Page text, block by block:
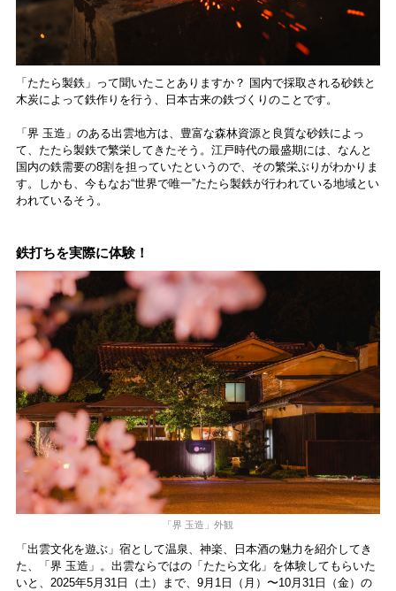
「たたら製鉄」って聞いたことありますか？ 国内で採取される砂鉄と
木炭によって鉄作りを行う、日本古来の鉄づくりのことです。
「界 玉造」のある出雲地方は、豊富な森林資源と良質な砂鉄によっ
て、たたら製鉄で繁栄してきたそう。江戸時代の最盛期には、なんと
国内の鉄需要の8割を担っていたというので、その繁栄ぶりがわかりま
す。しかも、今もなお“世界で唯一”たたら製鉄が行われている地域とい
われているそう。
鉄打ちを実際に体験！
「界 玉造」外観
「出雲文化を遊ぶ」宿として温泉、神楽、日本酒の魅力を紹介してき
た、「界 玉造」。出雲ならではの「たたら文化」を体験してもらいた
いと、2025年5月31日（土）
まで、 9月1日（月）〜10月31日（金）の